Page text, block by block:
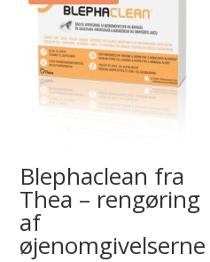
Blephaclean fra
Thea – rengøring
af
øjenomgivelserne